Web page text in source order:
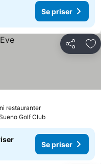
Se priser
Del
restauranterSe priser
Golf Club
Se priser